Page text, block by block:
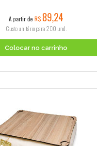
A partir de R$ 89,24
Custo unitário para 200 und.
Colocar no carrinho